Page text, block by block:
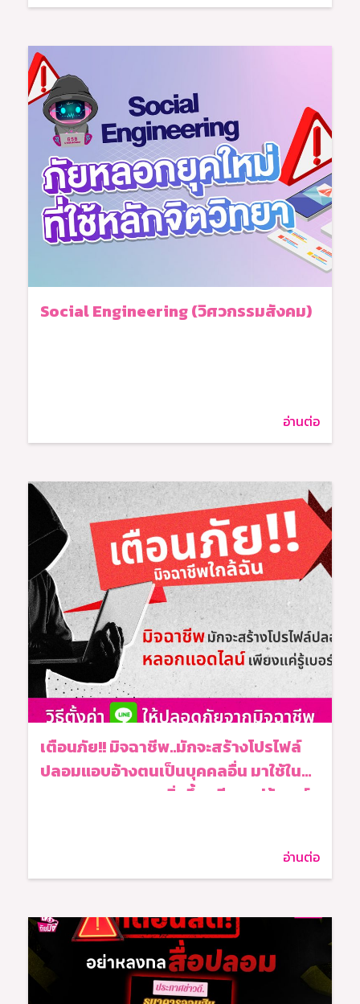
Social Engineering (วิศวกรรมสังคม)
อ่านต่อ
เตือนภัย!! มิจฉาชีพ..มักจะสร้างโปรไฟล์
ปลอมแอบอ้างตนเป็นบุคคลอื่น มาใช้ใน
การหลอกลวงมากยิ่งขึ้น เพียงแค่รู้เบอร์
อ่านต่อ